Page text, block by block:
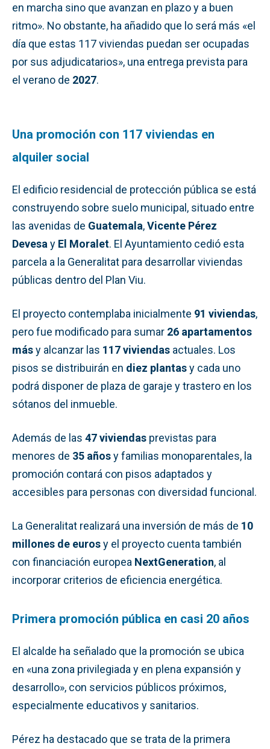
en marcha sino que avanzan en plazo y a buen
ritmo». No obstante, ha añadido que lo será más «el
día que estas 117 viviendas puedan ser ocupadas
por sus adjudicatarios», una entrega prevista para
el verano de 2027.
Una promoción con 117 viviendas en
alquiler social
El edificio residencial de protección pública se está
construyendo sobre suelo municipal, situado entre
las avenidas de Guatemala,Vicente Pérez
Devesa y El Moralet. El Ayuntamiento cedió esta
parcela a la Generalitat para desarrollar viviendas
públicas dentro del Plan Viu.
El proyecto contemplaba inicialmente 91 viviendas,
pero fue modificado para sumar 26 apartamentos
másy alcanzar las 117 viviendas actuales. Los
pisos se distribuirán en diez plantasy cada uno
podrá disponer de plaza de garaje y trastero en los
sótanos del inmueble.
Además de las 47 viviendas previstas para
menores de 35 añosy familias monoparentales, la
promoción contará con pisos adaptados y
accesibles para personas con diversidad funcional.
La Generalitat realizará una inversión de más de 10
millones de eurosy el proyecto cuenta también
con financiación europea NextGeneration, al
incorporar criterios de eficiencia energética.
Primera promoción pública en casi 20 años
El alcalde ha señalado que la promoción se ubica
en «una zona privilegiada y en plena expansión y
desarrollo», con servicios públicos próximos,
especialmente educativos y sanitarios.
Pérez ha destacado que se trata de la primera